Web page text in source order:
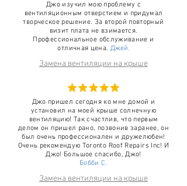
Джо изучил мою проблему с
вентиляционным отверстием и придумал
творческое решение. За второй повторный
визит плата не взимается.
Профессиональное обслуживание и
отличная цена. Джей.
Замена вентиляции на крыше
Джо пришел сегодня ко мне домой и
установил на моей крыше солнечную
вентиляцию! Так счастлив, что первым
делом он пришел рано, позвонив заранее, он
был очень профессионален и дружелюбен!
Очень рекомендую Toronto Roof Repairs Inc! И
Джо! Большое спасибо, Джо!
Бобби С.
Замена вентиляции на крыше